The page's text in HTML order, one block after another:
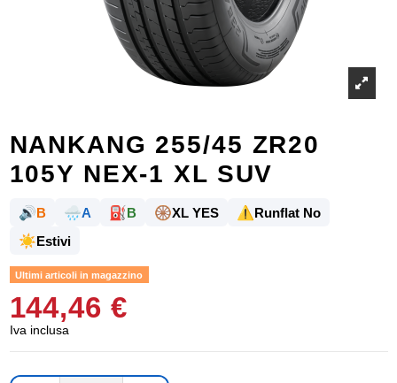
NANKANG 255/45 ZR20
105Y NEX-1 XL SUV
🔊B 🌧️A ⛽B 🛞XL YES ⚠️Runflat No
☀️Estivi
Ultimi articoli in magazzino
144,46 €
Iva inclusa